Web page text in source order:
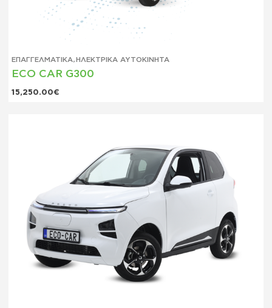
ΕΠΑΓΓΕΛΜΑΤΙΚΆ,ΗΛΕΚΤΡΙΚΆ ΑΥΤΟΚΊΝΗΤΑ
ECO CAR G300
15,250.00€